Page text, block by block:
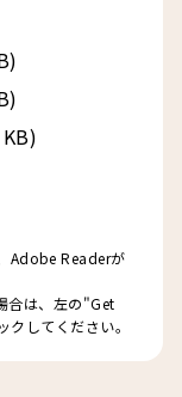
Adobe Readerが
合は、左の"Get
してください。